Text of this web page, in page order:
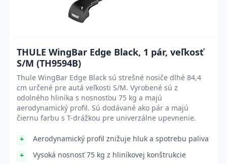
THULE WingBar Edge Black, 1 pár, veľkosť
S/M (TH9594B)
Thule WingBar Edge Black sú strešné nosiče dlhé 84,4
cm určené pre autá veľkosti S/M. Vyrobené sú z
odolného hliníka s nosnosťou 75 kg a majú
aerodynamický profil. Sú dodávané ako pár a majú
čiernu farbu s T-drážkou pre univerzálne upevnenie.
Aerodynamický profil znižuje hluk a spotrebu paliva
Vysoká nosnosť 75 kg z hliníkovej konštrukcie